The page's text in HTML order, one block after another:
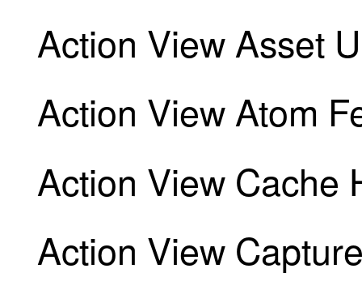
Action View Asset
Action View Atom
Action View Cache
Action View